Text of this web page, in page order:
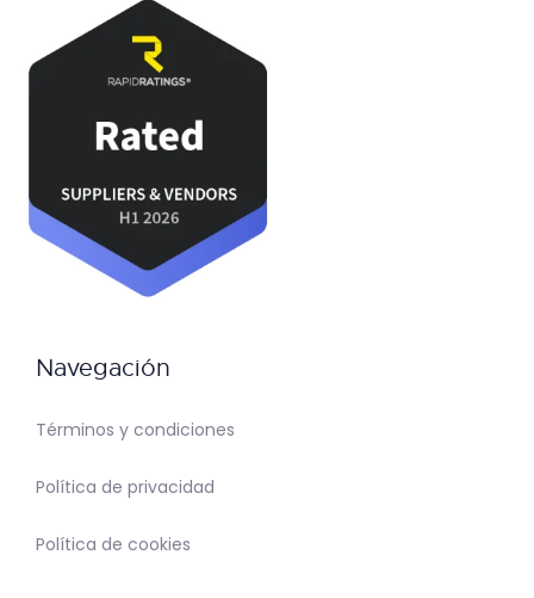
Navegación
Términos y condiciones
Política de privacidad
Política de cookies